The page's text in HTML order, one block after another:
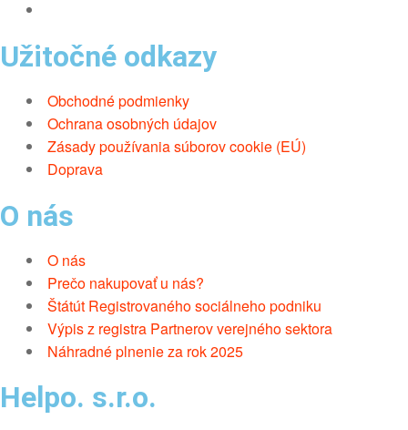
Užitočné odkazy
Obchodné podmienky
Ochrana osobných údajov
Zásady používania súborov cookie (EÚ)
Doprava
O nás
O nás
Prečo nakupovať u nás?
Štátút Registrovaného sociálneho podniku
Výpis z registra Partnerov verejného sektora
Náhradné plnenie za rok 2025
Helpo. s.r.o.